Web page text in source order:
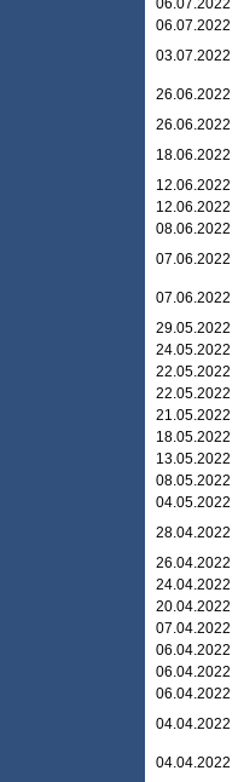
06.07.2022
06.07.2022
03.07.2022
26.06.2022
26.06.2022
18.06.2022
12.06.2022
12.06.2022
08.06.2022
07.06.2022
07.06.2022
29.05.2022
24.05.2022
22.05.2022
22.05.2022
21.05.2022
18.05.2022
13.05.2022
08.05.2022
04.05.2022
28.04.2022
26.04.2022
24.04.2022
20.04.2022
07.04.2022
06.04.2022
06.04.2022
06.04.2022
04.04.2022
04.04.2022